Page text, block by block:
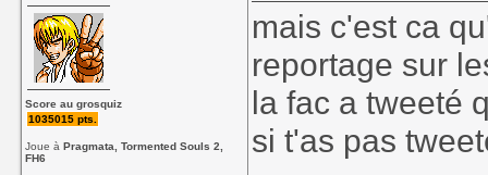
Score au grosquiz
1035015 pts.
Joue àPragmata, Tormented Souls 2,
FH6
mais c'est ca
reportage sur
la fac a tweeté
si t'as pas